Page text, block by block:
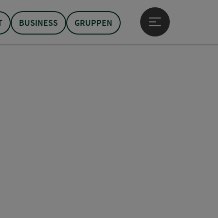
BUSINESS GRUPPEN
Hauptmenü öffnen